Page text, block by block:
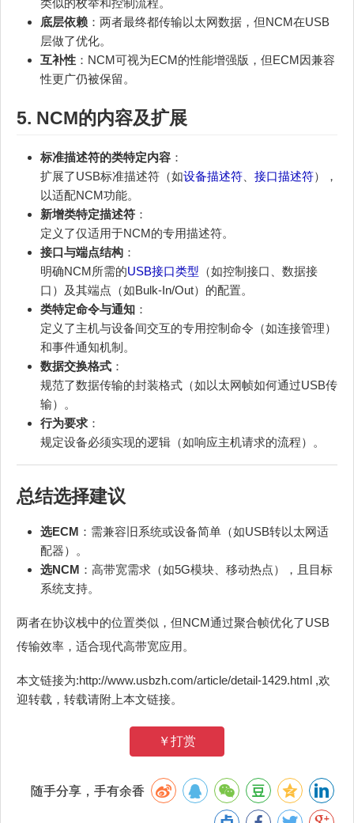
类似的枚举和控制流程。
底层依赖 ：两者最终都传输以太网数据，但NCM在USB
层做了优化。
互补性 ：NCM可视为ECM的性能增强版，但ECM因兼容
性更广仍被保留。
5. NCM的内容及扩展
标准描述符的类特定内容 ：
扩展了USB标准描述符（如设备描述符、 接口描述符），
以适配NCM功能。
新增类特定描述符 ：
定义了仅适用于NCM的专用描述符。
接口与端点结构 ：
明确NCM所需的USB接口类型 （如控制接口、数据接
口）及其端点（如Bulk-In/Out）的配置。
类特定命令与通知 ：
定义了主机与设备间交互的专用控制命令（如连接管理）
和事件通知机制。
数据交换格式 ：
规范了数据传输的封装格式（如以太网帧如何通过USB传
输）。
行为要求 ：
规定设备必须实现的逻辑（如响应主机请求的流程）。
总结选择建议
选ECM ：需兼容旧系统或设备简单（如USB转以太网适
配器）。
选NCM ：高带宽需求（如5G模块、移动热点），且目标
系统支持。
两者在协议栈中的位置类似，但NCM通过聚合帧优化了USB
传输效率，适合现代高带宽应用。
本文链接为:http://www.usbzh.com/article/detail-1429.html ,欢
迎转载，转载请附上本文链接。
￥打赏
随手分享，手有余香